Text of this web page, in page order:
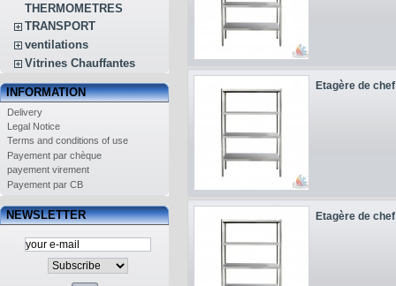
THERMOMETRES
TRANSPORT
ventilations
Vitrines Chauffantes
INFORMATION
Delivery
Legal Notice
Terms and conditions of use
Payement par chèque
payement virement
Payement par CB
NEWSLETTER
Etagère de
Etagère de